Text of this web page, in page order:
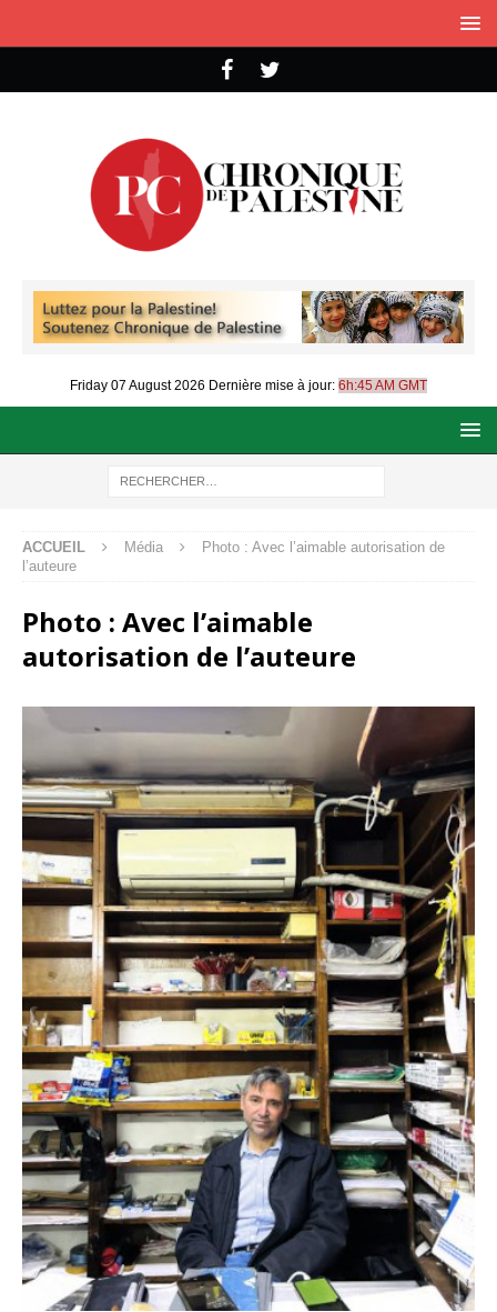
Friday 07 August 2026 Dernière mise à jour: 6h:45 AM GMT
ACCUEIL Média
Photo : Avec l’aimable autorisation de
l’auteure
Photo : Avec l’aimable
autorisation de l’auteure